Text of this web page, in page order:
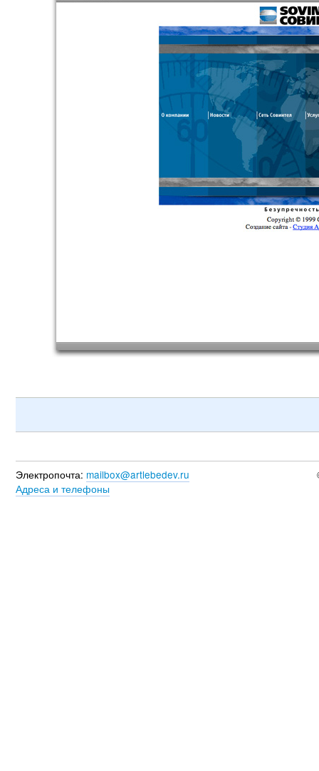
Электропочта: mailbox@artlebedev.ru
Адреса и телефоны